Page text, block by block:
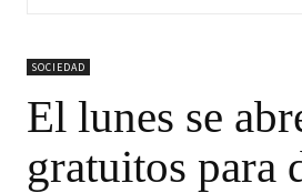
SOCIEDAD
El lunes se
gratuitos para